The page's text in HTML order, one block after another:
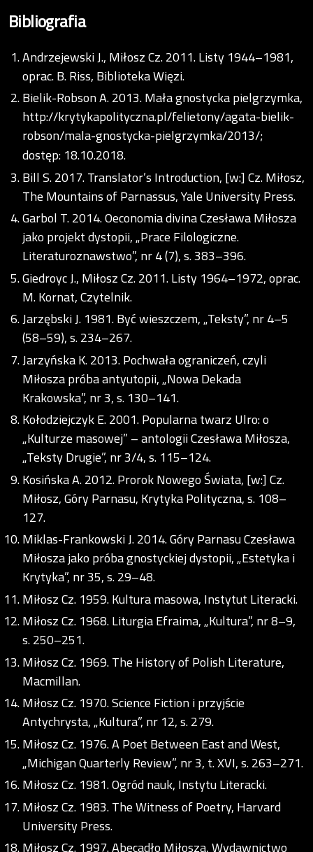
Bibliografia
Andrzejewski J., Miłosz Cz. 2011. Listy 1944–1981,
oprac. B. Riss, Biblioteka Więzi.
Bielik-Robson A. 2013. Mała gnostycka pielgrzymka,
http://krytykapolityczna.pl/felietony/agata-bielik-
robson/mala-gnostycka-pielgrzymka/2013/;
dostęp: 18.10.2018.
Bill S. 2017. Translator’s Introduction, [w:] Cz. Miłosz,
The Mountains of Parnassus, Yale University Press.
Garbol T. 2014. Oeconomia divina Czesława Miłosza
jako projekt dystopii, „Prace Filologiczne.
Literaturoznawstwo”, nr 4 (7), s. 383–396.
Giedroyc J., Miłosz Cz. 2011. Listy 1964–1972, oprac.
M. Kornat, Czytelnik.
Jarzębski J. 1981. Być wieszczem, „Teksty”, nr 4–5
(58–59), s. 234–267.
Jarzyńska K. 2013. Pochwała ograniczeń, czyli
Miłosza próba antyutopii, „Nowa Dekada
Krakowska”, nr 3, s. 130–141.
Kołodziejczyk E. 2001. Popularna twarz Ulro: o
„Kulturze masowej” – antologii Czesława Miłosza,
„Teksty Drugie”, nr 3/4, s. 115–124.
Kosińska A. 2012. Prorok Nowego Świata, [w:] Cz.
Miłosz, Góry Parnasu, Krytyka Polityczna, s. 108–
127.
Miklas-Frankowski J. 2014. Góry Parnasu Czesława
Miłosza jako próba gnostyckiej dystopii, „Estetyka i
Krytyka”, nr 35, s. 29–48.
Miłosz Cz. 1959. Kultura masowa, Instytut Literacki.
Miłosz Cz. 1968. Liturgia Efraima, „Kultura”, nr 8–9,
s. 250–251.
Miłosz Cz. 1969. The History of Polish Literature,
Macmillan.
Miłosz Cz. 1970. Science Fiction i przyjście
Antychrysta, „Kultura”, nr 12, s. 279.
Miłosz Cz. 1976. A Poet Between East and West,
„Michigan Quarterly Review”, nr 3, t. XVI, s. 263–271.
Miłosz Cz. 1981. Ogród nauk, Instytu Literacki.
Miłosz Cz. 1983. The Witness of Poetry, Harvard
University Press.